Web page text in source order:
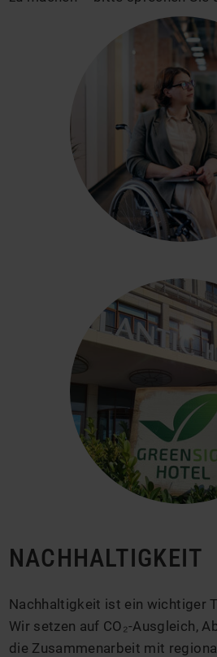
NACHHALTIGKEIT
Nachhaltigkeit ist ein wichtiger
Wir setzen auf CO₂-Ausgleich,
die Zusammenarbeit mit